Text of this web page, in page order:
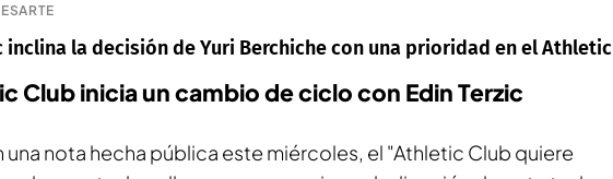
inclina la decisión de Yuri Berchiche con una prioridad en el Athletic
Club inicia un cambio de ciclo con Edin Terzic
una nota hecha pública este miércoles, el "Athletic Club quiere